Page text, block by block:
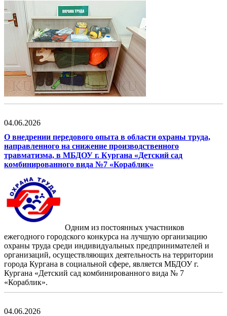
04.06.2026
О внедрении передового опыта в области охраны труда,
направленного на снижение производственного
травматизма, в МБДОУ г. Кургана «Детский сад
комбинированного вида №7 «Кораблик»
Одним из постоянных участников
ежегодного городского конкурса на лучшую организацию
охраны труда среди индивидуальных предпринимателей и
организаций, осуществляющих деятельность на территории
города Кургана в социальной сфере, является МБДОУ г.
Кургана «Детский сад комбинированного вида № 7
«Кораблик».
04.06.2026